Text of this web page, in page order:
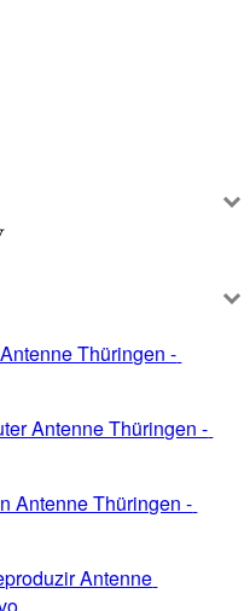
Thüringen -
Antenne Thüringen -
Antenne Thüringen -
Antenne